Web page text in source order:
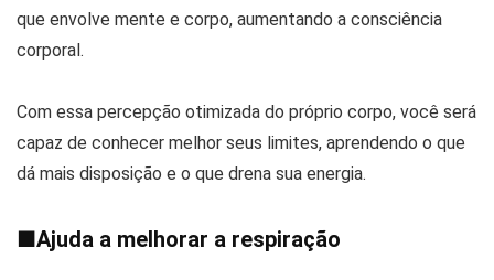
que envolve mente e corpo, aumentando a consciência
corporal.
Com essa percepção otimizada do próprio corpo, você será
capaz de conhecer melhor seus limites, aprendendo o que
dá mais disposição e o que drena sua energia.
■Ajuda a melhorar a respiração